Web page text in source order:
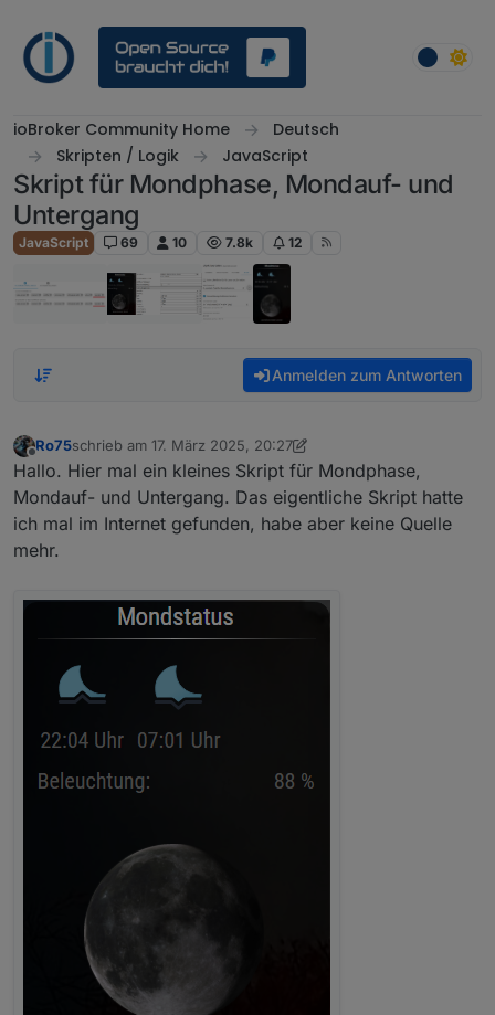
ioBroker Community Home
Deutsch
Skripten / Logik
JavaScript
Skript für Mondphase, Mondauf- und
Untergang
JavaScript 69 10 7.8k 12
Anmelden zum Antworten
Offline
Ro75schrieb am 17. März 2025, 20:27
zuletzt editiert von Ro75
Hallo. Hier mal ein kleines Skript für Mondphase,
Mondauf- und Untergang. Das eigentliche Skript hatte
ich mal im Internet gefunden, habe aber keine Quelle
mehr.